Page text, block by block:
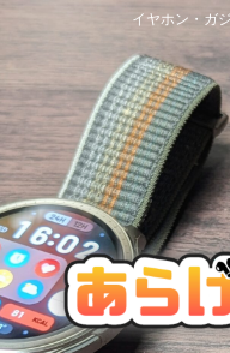
イヤホン・ガ